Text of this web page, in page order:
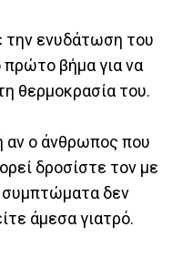
την ενυδάτωση του
πρώτο βήμα για να
θερμοκρασία του.
αν ο άνθρωπος που
δροσίστε τον με
συμπτώματα δεν
άμεσα γιατρό.